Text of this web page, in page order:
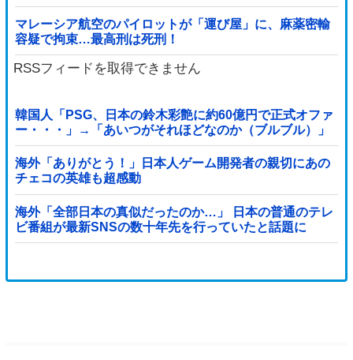
マレーシア航空のパイロットが「運び屋」に、麻薬密輸
容疑で拘束…最高刑は死刑！
RSSフィードを取得できません
韓国人「PSG、日本の鈴木彩艶に約60億円で正式オファ
ー・・・」→「あいつがそれほどなのか（ブルブル）」
「レギュラーとして出れるとは思わないけど、それでも
やっぱり羨ましいね」
海外「ありがとう！」日本人ゲーム開発者の親切にあの
チェコの英雄も超感動
海外「全部日本の真似だったのか…」 日本の普通のテレ
ビ番組が最新SNSの数十年先を行っていたと話題に